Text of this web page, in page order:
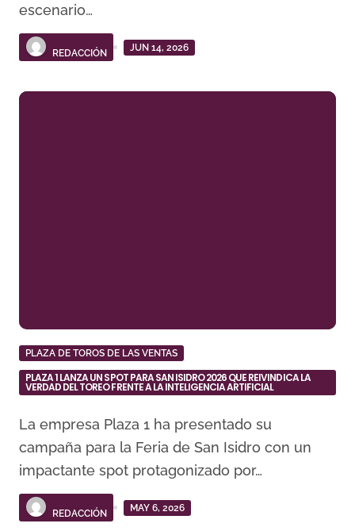
escenario…
REDACCIÓN
JUN 14, 2026
PLAZA DE TOROS DE LAS VENTAS
PLAZA 1 LANZA UN SPOT PARA SAN ISIDRO 2026 QUE REIVINDICA LA
VERDAD DEL TOREO FRENTE A LA INTELIGENCIA ARTIFICIAL
La empresa Plaza 1 ha presentado su
campaña para la Feria de San Isidro con un
impactante spot protagonizado por…
REDACCIÓN
MAY 6, 2026